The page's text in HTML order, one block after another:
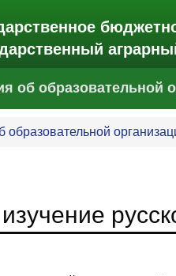
об образовательной
образовательной